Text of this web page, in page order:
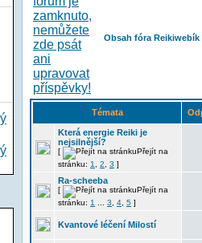
Obsah fóra Reikiwebík
Témata
Která energie Reiki je
nejsilnější?
[
Přejít na
stránku: 1 2 3 ]
Ra-scheeba
[
Přejít na
stránku: 1 3 4 5 ]
Kvantové léčení Milostí